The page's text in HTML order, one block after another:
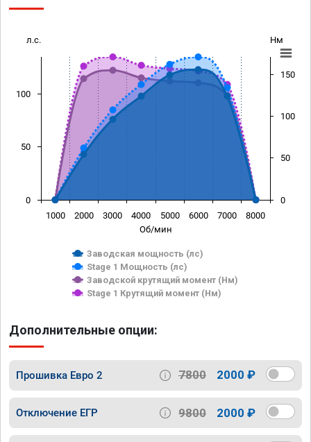
Об/мин
л.с. Нм
Заводская мощность (лс)
Stage 1 Мощность (лс)
Заводской крутящий момент (Нм)
Stage 1 Крутящий момент (Нм)
1000 2000 3000 4000 5000 6000 7000 8000
0
50
100
0
50
100
150
Дополнительные опции:
Прошивка Евро 2 7800 2000 ₽
Отключение ЕГР 9800 2000 ₽